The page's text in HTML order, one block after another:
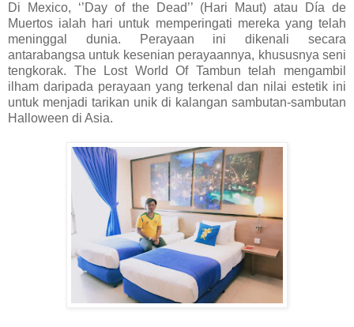
Di Mexico, ‘’Day of the Dead’’ (Hari Maut) atau Día de
Muertos ialah hari untuk memperingati mereka yang telah
meninggal dunia. Perayaan ini dikenali secara
antarabangsa untuk kesenian perayaannya, khususnya seni
tengkorak. The Lost World Of Tambun telah mengambil
ilham daripada perayaan yang terkenal dan nilai estetik ini
untuk menjadi tarikan unik di kalangan sambutan-sambutan
Halloween di Asia.